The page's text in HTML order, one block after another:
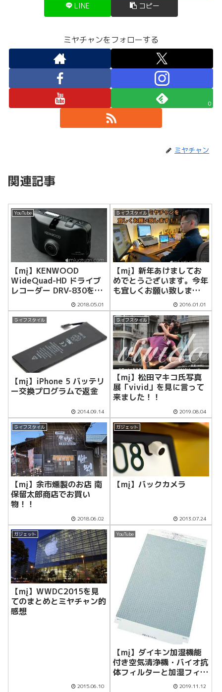
LINE コピー
ミヤチャンをフォローする
0
ミヤチャン
関連記事
YouTube
【mį】KENWOOD
WideQuad-HD ドライブ
レコーダー DRV-830を購
2018.05.01
ライフスタイル
【mį】新年あけましてお
めでとうございます。今年
も宜しくお願い致しま
2016.01.01
ライフスタイル
【mį】iPhone 5 バッテリ
ー交換プログラムで返金
2014.09.14
ライフスタイル
【mį】松田マキコ氏写真
展「vivid」を見に言って
来ました！！
2019.08.04
ライフスタイル
【mį】余市燻製のお店 南
保留太郎商店でお買い
物！！
2018.06.02
ガジェット
【mį】バックカメラ
2013.07.24
ガジェット
【mį】WWDC2015を見
てのまとめとミヤチャン的
感想
2015.06.10
YouTube
【mį】ダイキン加湿機能
付き空気清浄機・バイオ抗
体フィルターと加湿フィル
2019.11.12